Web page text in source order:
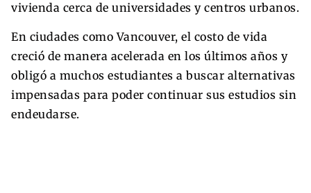
vivienda cerca de universidades y centros urbanos.
En ciudades como Vancouver, el costo de vida
creció de manera acelerada en los últimos años y
obligó a muchos estudiantes a buscar alternativas
impensadas para poder continuar sus estudios sin
endeudarse.